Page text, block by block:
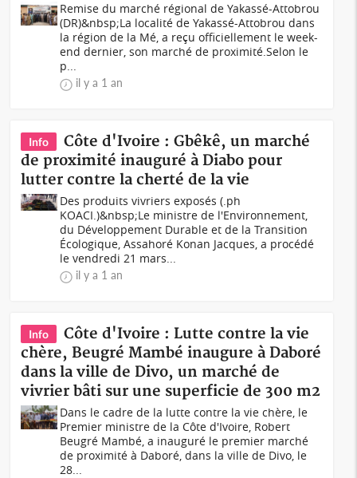
Remise du marché régional de Yakassé-Attobrou
(DR)&nbsp;La localité de Yakassé-Attobrou dans
la région de la Mé, a reçu officiellement le week-
end dernier, son marché de proximité.Selon le
p...
il y a 1 an
Info
Côte d'Ivoire : Gbêkê, un marché
de proximité inauguré à Diabo pour
lutter contre la cherté de la vie
Des produits vivriers exposés (.ph
KOACI.)&nbsp;Le ministre de l'Environnement,
du Développement Durable et de la Transition
Écologique, Assahoré Konan Jacques, a procédé
le vendredi 21 mars...
il y a 1 an
Info
Côte d'Ivoire : Lutte contre la vie
chère, Beugré Mambé inaugure à Daboré
dans la ville de Divo, un marché de
vivrier bâti sur une superficie de 300 m2
Dans le cadre de la lutte contre la vie chère, le
Premier ministre de la Côte d'Ivoire, Robert
Beugré Mambé, a inauguré le premier marché
de proximité à Daboré, dans la ville de Divo, le
28...